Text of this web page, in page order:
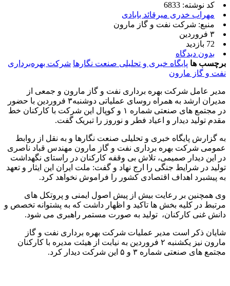
کد نوشته: 6833
مهراب خدری میرقائد بابادی
منبع: شرکت نفت و گاز مارون
۳ فروردین
72 بازدید
بدون دیدگاه
برچسب ها پایگاه خبری و تحلیلی صنعت نگارها شرکت بهره‌برداری
نفت و گاز مارون
مدیر عامل شرکت بهره برداری نفت و گاز مارون و جمعی از
مدیران ارشد به همراه روسای عملیاتی دوشنبه۳ فروردین با حضور
در مجتمع های صنعتی شماره ۱ و کوپال این شرکت با کارکنان خط
مقدم تولید دیدار و اعیاد فطر و نوروز را تبریک گفت.
به گزارش پایگاه خبری و تحلیلی صنعت نگارها و به نقل از روابط
عمومی شرکت بهره برداری نفت و گاز مارون مهندس قباد ناصری
در این دیدار صمیمی، تلاش بی وقفه کارکنان در راستای نگهداشت
تولید در شرایط جنگی را ارج نهاد و گفت: ملت ایران این ایثار و تعهد
به پیشبرد اهداف اقتصادی کشور را فراموش نخواهد کرد.
وی همچنین بر رعایت بیش از پیش اصول ایمنی و پروتکل های
مرتبط در کلیه بخش ها تاکید و اظهار داشت که به پشتوانه تخصص و
دانش غنی کارکنان، تولید به صورت مستمر راهبری می شود.
شایان ذکر است مدیر عملیات شرکت بهره برداری نفت و گاز
مارون نیز یکشنبه ۲ فروردین به نیابت از هیئت مدیره با کارکنان
مجتمع های صنعتی شماره ۳ و ۵ این شرکت دیدار کرد.